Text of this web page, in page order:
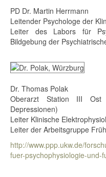
PD Dr. Martin Herrmann
Leitender Psychologe der
Leiter des Labors für
Bildgebung der
Dr. Thomas Polak
Oberarzt Station III Ost
Depressionen)
Leiter Klinische
Leiter der Arbeitsgruppe
http://www.ppp.ukw.de/
fuer-psychophysiologie-und-